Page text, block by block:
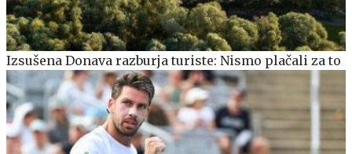
Izsušena Donava razburja turiste: Nismo plačali za to